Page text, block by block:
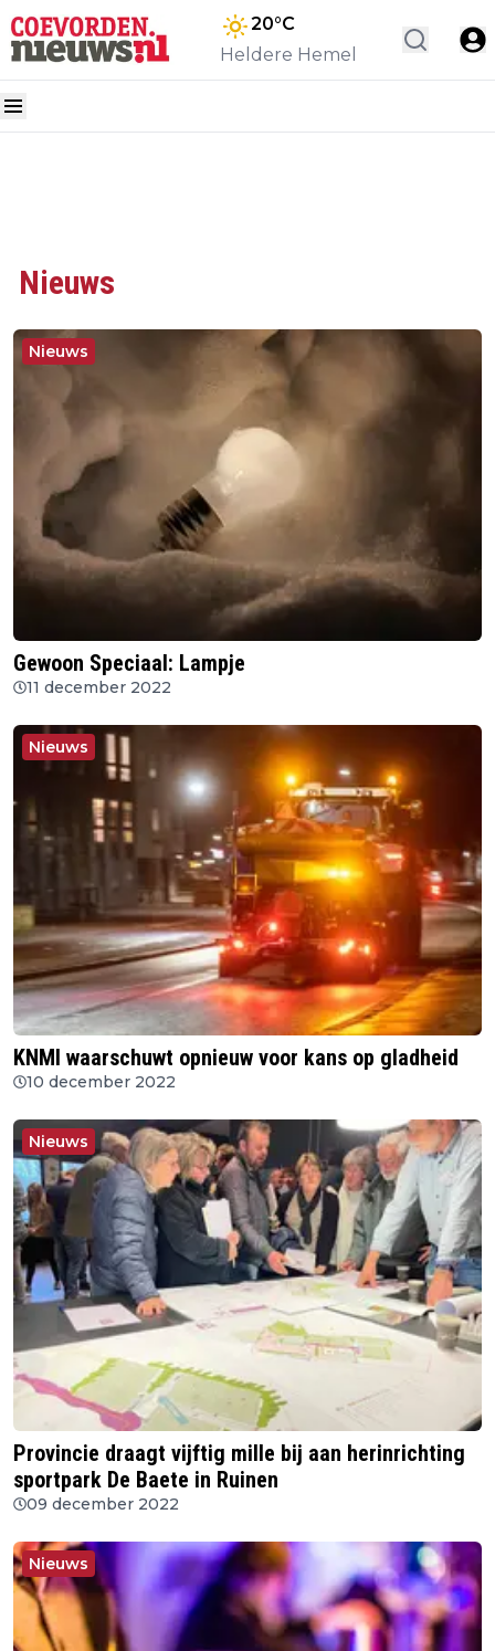
20°C
Heldere Hemel
Nieuws
Nieuws
Gewoon Speciaal: Lampje
11 december 2022
Nieuws
KNMI waarschuwt opnieuw voor kans op gladheid
10 december 2022
Nieuws
Provincie draagt vijftig mille bij aan herinrichting
sportpark De Baete in Ruinen
09 december 2022
Nieuws